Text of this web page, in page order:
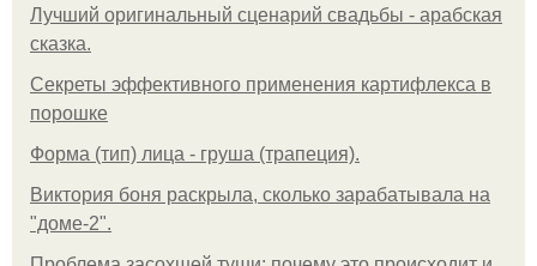
Лучший оригинальный сценарий свадьбы - арабская
сказка.
Секреты эффективного применения картифлекса в
порошке
Форма (тип) лица - груша (трапеция).
Виктория боня раскрыла, сколько зарабатывала на
"доме-2".